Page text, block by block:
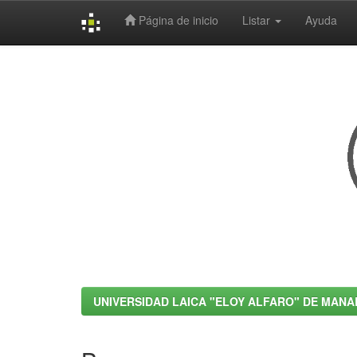
Página de inicio Listar Ayuda
UNIVERSIDAD LAICA "ELOY ALFARO" DE